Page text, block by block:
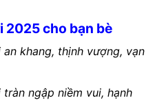
2025 cho bạn bè
khang, thịnh vượng, vạn
ngập niềm vui, hạnh